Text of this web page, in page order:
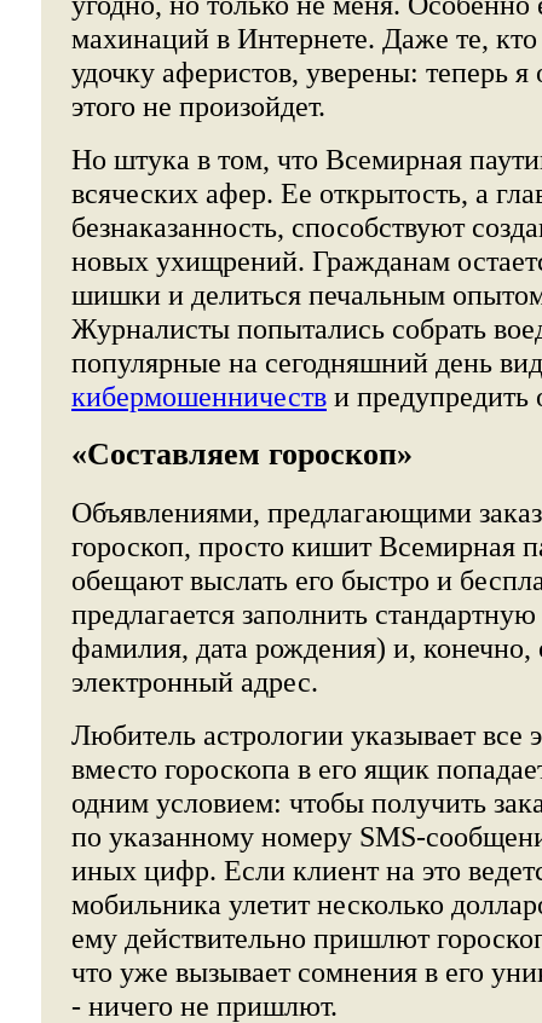
махинаций в Интернете. Даже те,
удочку аферистов, уверены: теперь
этого не произойдет.
Но штука в том, что Всемирная
всяческих афер. Ее открытость, а
безнаказанность, способствуют
новых ухищрений. Гражданам
шишки и делиться печальным
Журналисты попытались собрать
популярные на сегодняшний день
кибермошенничеств и
«Составляем гороскоп»
Объявлениями, предлагающими
гороскоп, просто кишит Всемирная
обещают выслать его быстро и
предлагается заполнить
фамилия, дата рождения) и, конечно,
электронный адрес.
Любитель астрологии указывает все
вместо гороскопа в его ящик
одним условием: чтобы получить
по указанному номеру SMS-
иных цифр. Если клиент на это
мобильника улетит несколько
ему действительно пришлют
что уже вызывает сомнения в его
- ничего не пришлют.